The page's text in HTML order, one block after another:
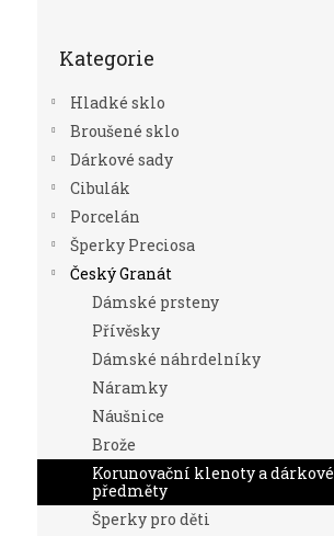
kategorie
Kategorie
Hladké sklo
Broušené sklo
Dárkové sady
Cibulák
Porcelán
Šperky Preciosa
Český Granát
Dámské prsteny
Přívěsky
Dámské náhrdelníky
Náramky
Náušnice
Brože
Korunovační klenoty a dárkové
předměty
Šperky pro děti